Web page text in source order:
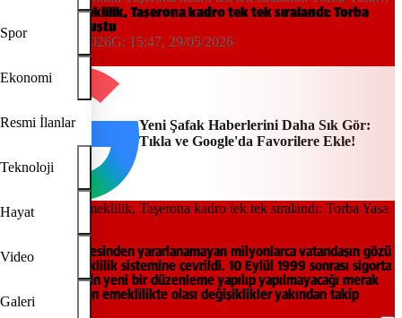
Spor
Ekonomi
Resmi İlanlar
Teknoloji
Hayat
Video
Galeri
Kademeli emeklilik, Taşerona kadro tek tek sıralandı: Torba
Yasa rotası oluştu
15:47, 29/05/2026G: 15:47, 29/05/2026
Yeni Şafak Haberlerini Daha Sık Gör:
Tıkla ve Google'da Favorilere Ekle!
EYT düzenlemesinden yararlanamayan milyonlarca vatandaşın gözü
kademeli emeklilik sistemine çevrildi. 10 Eylül 1999 sonrası sigorta
girişi olanlar için yeni bir düzenleme yapılıp yapılmayacağı merak
edilirken, erken emeklilikte olası değişiklikler yakından takip
ediliyor.